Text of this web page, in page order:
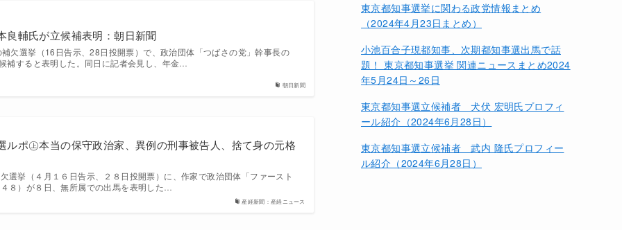
朝日新聞
良輔氏が立候補表明：朝日新聞
選挙（16日告示、28日投開票）で、政治団体「つばさの党」幹事長の
補すると表明した。同日に記者会見し、年金…
産経新聞：産経ニュース
ルポ㊤本当の保守政治家、異例の刑事被告人、捨て身の元格
選挙（４月１６日告示、２８日投開票）に、作家で政治団体「ファースト
８）が８日、無所属での出馬を表明した…
東京都知事選挙に関わる政党情報まとめ
（2024年4月23日まとめ）
小池百合子現都知事、次期都知事選出馬で話
題！ 東京都知事選挙 関連ニュースまとめ2024
年5月24日～26日
東京都知事選立候補者 犬伏 宏明氏プロフィ
ール紹介（2024年6月28日）
東京都知事選立候補者 武内 隆氏プロフィー
ル紹介（2024年6月28日）